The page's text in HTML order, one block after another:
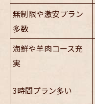
無制限や激安プラン
多数
海鮮や羊肉コース充
実
3時間プラン多い